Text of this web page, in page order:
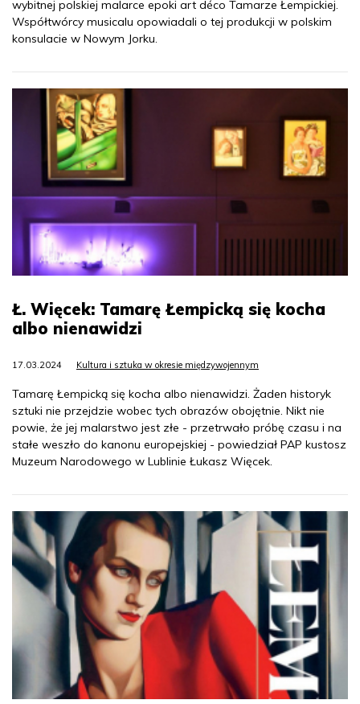
wybitnej polskiej malarce epoki art déco Tamarze Łempickiej.
Współtwórcy musicalu opowiadali o tej produkcji w polskim
konsulacie w Nowym Jorku.
Ł. Więcek: Tamarę Łempicką się kocha
albo nienawidzi
17.03.2024 Kultura i sztuka w okresie międzywojennym
Tamarę Łempicką się kocha albo nienawidzi. Żaden historyk
sztuki nie przejdzie wobec tych obrazów obojętnie. Nikt nie
powie, że jej malarstwo jest złe - przetrwało próbę czasu i na
stałe weszło do kanonu europejskiej - powiedział PAP kustosz
Muzeum Narodowego w Lublinie Łukasz Więcek.